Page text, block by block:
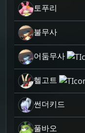
토푸리
불무사
어둠무사
헬고트
썬더키드
풀바오